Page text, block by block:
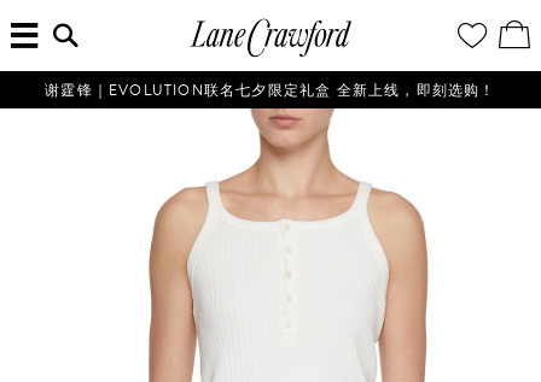
佛
探
的
时
的
愿
望
清
单
看
／
修
购
单
入
搜
索
信
息...
谢霆锋｜EVOLUTION联名七夕限定礼盒 全新上线，即刻选购！